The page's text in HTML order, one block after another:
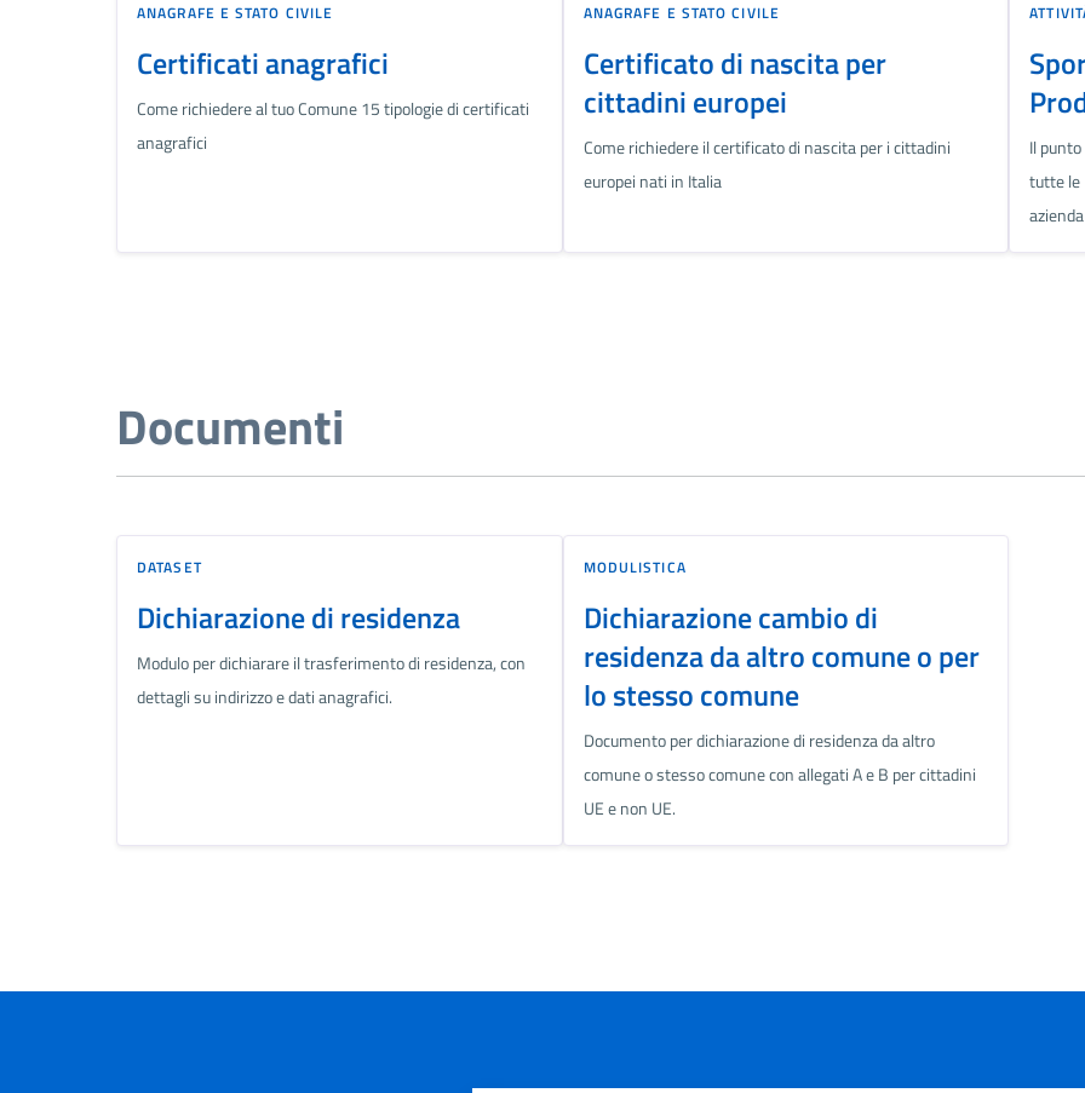
ANAGRAFE E STATO CIVILE
Certificati anagrafici
Come richiedere al tuo Comune 15 tipologie di certificati
anagrafici
ANAGRAFE E STATO CIVILE
Certificato di nascita per
cittadini europei
Come richiedere il certificato di nascita per i cittadini
europei nati in Italia
Il
tutte le
Documenti
DATASET
Dichiarazione di residenza
Modulo per dichiarare il trasferimento di residenza, con
dettagli su indirizzo e dati anagrafici.
MODULISTICA
Dichiarazione cambio di
residenza da altro comune o per
lo stesso comune
Documento per dichiarazione di residenza da altro
comune o stesso comune con allegati A e B per cittadini
UE e non UE.